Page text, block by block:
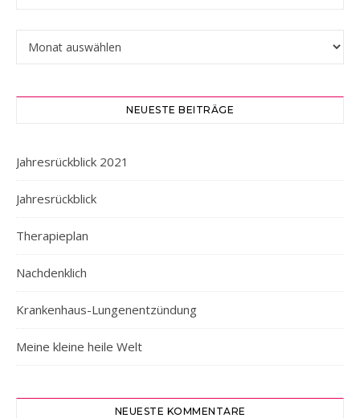
Hier könnt ihr stöbern…
NEUESTE BEITRÄGE
Jahresrückblick 2021
Jahresrückblick
Therapieplan
Nachdenklich
Krankenhaus-Lungenentzündung
Meine kleine heile Welt
NEUESTE KOMMENTARE